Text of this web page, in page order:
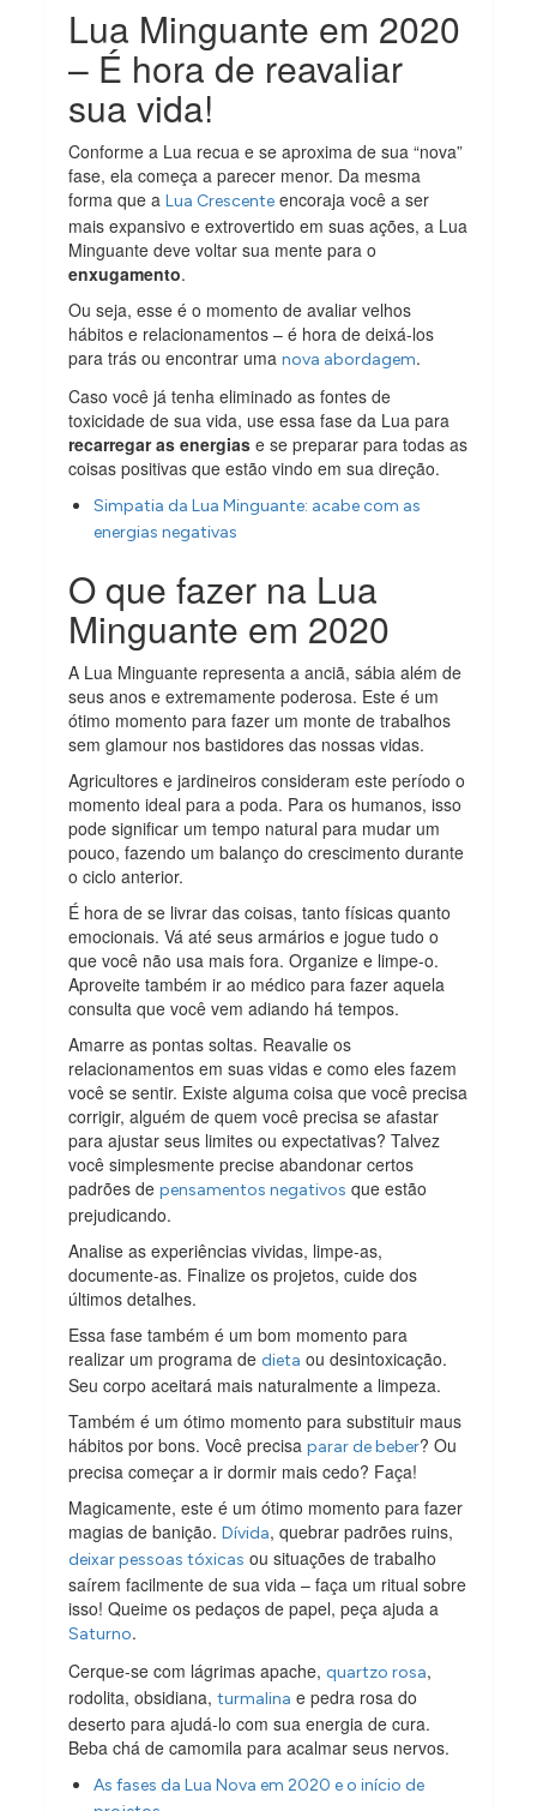
Lua Minguante em 2020
– É hora de reavaliar
sua vida!
Conforme a Lua recua e se aproxima de sua “nova”
fase, ela começa a parecer menor. Da mesma
forma que aLua Crescente encoraja você a ser
mais expansivo e extrovertido em suas ações, a Lua
Minguante deve voltar sua mente para o
enxugamento.
Ou seja, esse é o momento de avaliar velhos
hábitos e relacionamentos – é hora de deixá-los
para trás ou encontrar umanova abordagem.
Caso você já tenha eliminado as fontes de
toxicidade de sua vida, use essa fase da Lua para
recarregar as energias e se preparar para todas as
coisas positivas que estão vindo em sua direção.
Simpatia da Lua Minguante: acabe com as
energias negativas
O que fazer na Lua
Minguante em 2020
A Lua Minguante representa a anciã, sábia além de
seus anos e extremamente poderosa. Este é um
ótimo momento para fazer um monte de trabalhos
sem glamour nos bastidores das nossas vidas.
Agricultores e jardineiros consideram este período o
momento ideal para a poda. Para os humanos, isso
pode significar um tempo natural para mudar um
pouco, fazendo um balanço do crescimento durante
o ciclo anterior.
É hora de se livrar das coisas, tanto físicas quanto
emocionais. Vá até seus armários e jogue tudo o
que você não usa mais fora. Organize e limpe-o.
Aproveite também ir ao médico para fazer aquela
consulta que você vem adiando há tempos.
Amarre as pontas soltas. Reavalie os
relacionamentos em suas vidas e como eles fazem
você se sentir. Existe alguma coisa que você precisa
corrigir, alguém de quem você precisa se afastar
para ajustar seus limites ou expectativas? Talvez
você simplesmente precise abandonar certos
padrões depensamentos negativos que estão
prejudicando.
Analise as experiências vividas, limpe-as,
documente-as. Finalize os projetos, cuide dos
últimos detalhes.
Essa fase também é um bom momento para
realizar um programa dedieta ou desintoxicação.
Seu corpo aceitará mais naturalmente a limpeza.
Também é um ótimo momento para substituir maus
hábitos por bons. Você precisaparar de beber? Ou
precisa começar a ir dormir mais cedo? Faça!
Magicamente, este é um ótimo momento para fazer
magias de banição.Dívida, quebrar padrões ruins,
deixar pessoas tóxicas ou situações de trabalho
saírem facilmente de sua vida – faça um ritual sobre
isso! Queime os pedaços de papel, peça ajuda a
Saturno.
Cerque-se com lágrimas apache,quartzo rosa,
rodolita, obsidiana,turmalina e pedra rosa do
deserto para ajudá-lo com sua energia de cura.
Beba chá de camomila para acalmar seus nervos.
As fases da Lua Nova em 2020 e o início de